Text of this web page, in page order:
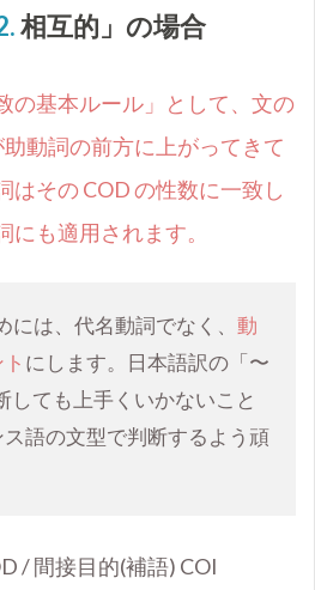
相互的」の場合
の基本ルール」として、文の
助動詞の前方に上がってきて
はその CODの性数に一致し
にも適用されます。
には、代名動詞でなく、 動
にします。日本語訳の「〜
しても上手くいかないこと
語の文型で判断するよう頑
/間接目的(補語) COI